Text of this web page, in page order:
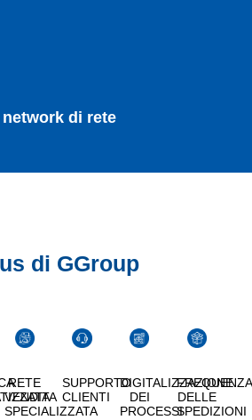
di rete
di GGroup
RETE
VENDITA
SPECIALIZZATA
SUPPORTO
CLIENTI
DIGITALIZZAZIONE
DEI
PROCESSI
DELLE
SPEDIZIONI